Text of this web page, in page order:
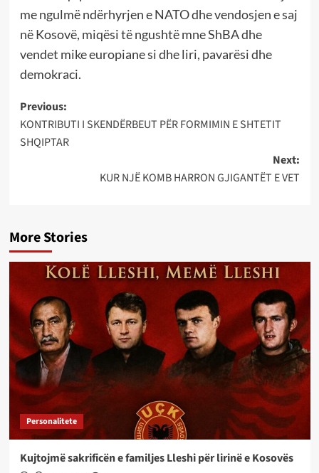
me ngulmë ndërhyrjen e NATO dhe vendosjen e saj
në Kosovë, miqësi të ngushtë mne ShBA dhe
vendet mike europiane si dhe liri, pavarësi dhe
demokraci.
Post
navigation
Previous:
KONTRIBUTI I SKENDËRBEUT PËR FORMIMIN E SHTETIT
SHQIPTAR
Next:
KUR NJË KOMB HARRON GJIGANTËT E VET
More Stories
Personalitete
Kujtojmë sakrificën e familjes Lleshi për lirinë e Kosovës